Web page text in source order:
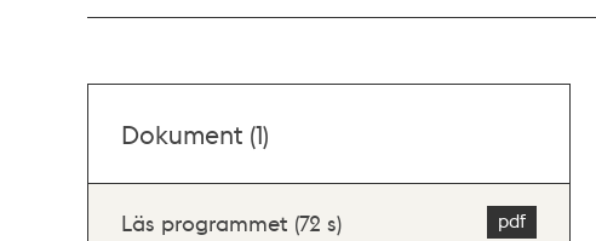
Dokument (1)
Läs programmet (72 s)